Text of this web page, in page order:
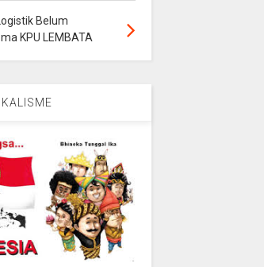
Belum
KPU LEMBATA